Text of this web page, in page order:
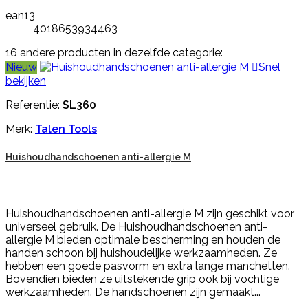
ean13
4018653934463
16 andere producten in dezelfde categorie:
Nieuw
Snel
bekijken
Referentie: SL360
Merk: Talen Tools
Huishoudhandschoenen anti-allergie M
Huishoudhandschoenen anti-allergie M zijn geschikt voor
universeel gebruik. De Huishoudhandschoenen anti-
allergie M bieden optimale bescherming en houden de
handen schoon bij huishoudelijke werkzaamheden. Ze
hebben een goede pasvorm en extra lange manchetten.
Bovendien bieden ze uitstekende grip ook bij vochtige
werkzaamheden. De handschoenen zijn gemaakt...